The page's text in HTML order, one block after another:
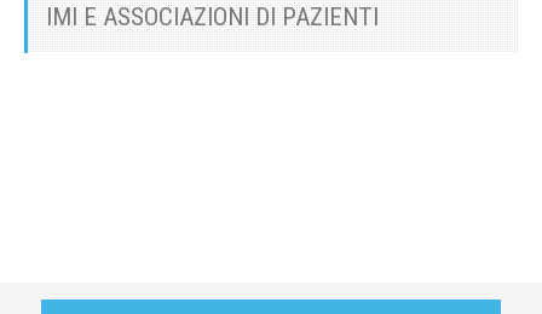
IMI E ASSOCIAZIONI DI PAZIENTI